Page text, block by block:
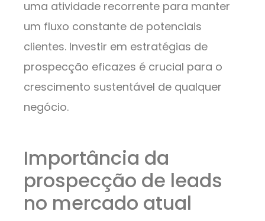
uma atividade recorrente para manter
um fluxo constante de potenciais
clientes. Investir em estratégias de
prospecção eficazes é crucial para o
crescimento sustentável de qualquer
negócio.
Importância da
prospecção de leads
no mercado atual